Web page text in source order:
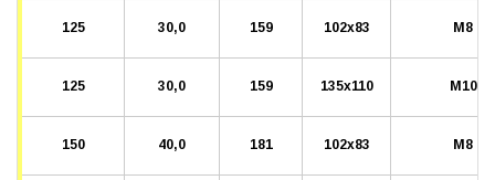
125 30,0 159 102x83 M8
125 30,0 159 135x110 M10
150 40,0 181 102x83 M8